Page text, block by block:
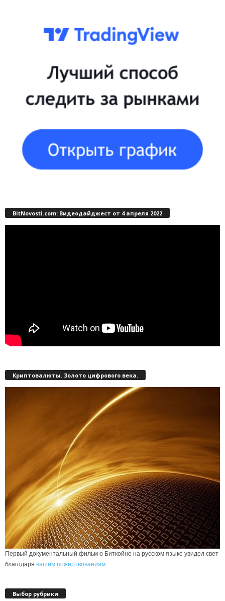
BitNovosti.com: Видеодайджест от 4 апреля 2022
Криптовалюты. Золото цифрового века.
Первый документальный фильм о Биткойне на русском языке увидел свет
благодаря вашим пожертвованиям.
Выбор рубрики